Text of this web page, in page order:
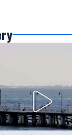
Gdynia
Orłowo